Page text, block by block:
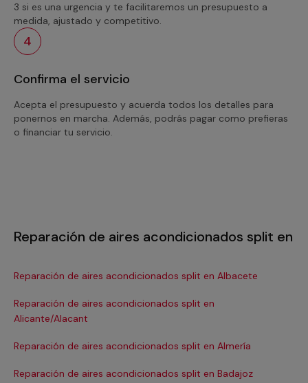
3 si es una urgencia y te facilitaremos un presupuesto a
medida, ajustado y competitivo.
4
Confirma el servicio
Acepta el presupuesto y acuerda todos los detalles para
ponernos en marcha. Además, podrás pagar como prefieras
o financiar tu servicio.
Reparación de aires acondicionados split en
Reparación de aires acondicionados split en Albacete
Reparación de aires acondicionados split en
Alicante/Alacant
Reparación de aires acondicionados split en Almería
Reparación de aires acondicionados split en Badajoz